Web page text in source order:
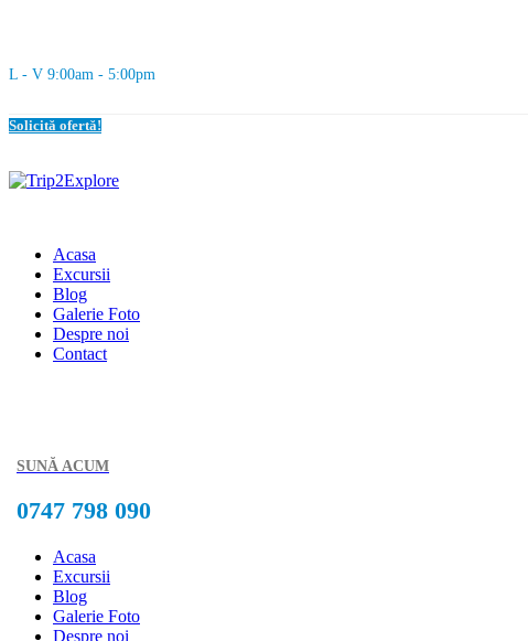
L - V 9:00am - 5:00pm
Solicită ofertă!
Acasa
Excursii
Blog
Galerie Foto
Despre noi
Contact
SUNĂ ACUM
0747 798 090
Acasa
Excursii
Blog
Galerie Foto
Despre noi